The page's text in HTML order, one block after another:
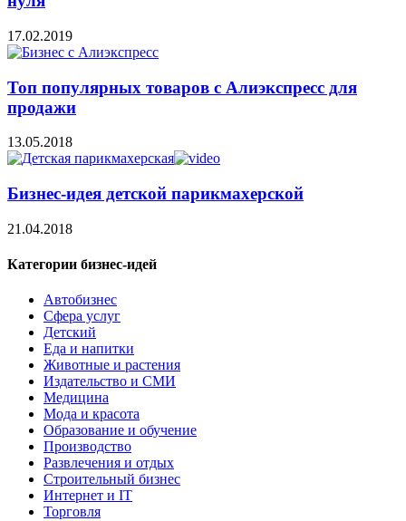
17.02.2019
Топ популярных товаров с Алиэкспресс для
продажи
13.05.2018
Бизнес-идея детской парикмахерской
21.04.2018
Категории бизнес-идей
Автобизнес
Сфера услуг
Детский
Еда и напитки
Животные и растения
Издательство и СМИ
Медицина
Мода и красота
Образование и обучение
Производство
Развлечения и отдых
Строительный бизнес
Интернет и IT
Торговля